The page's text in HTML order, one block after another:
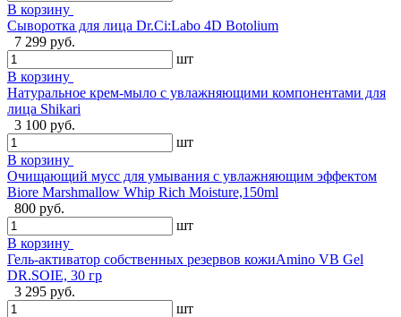
В корзину
Сыворотка для лица Dr.Ci:Labo 4D Botolium
7 299 руб.
шт
В корзину
Натуральное крем-мыло с увлажняющими компонентами для
лица Shikari
3 100 руб.
шт
В корзину
Очищающий мусс для умывания с увлажняющим эффектом
Biore Marshmallow Whip Rich Moisture,150ml
800 руб.
шт
В корзину
Гель-активатор собственных резервов кожиAmino VB Gel
DR.SOIE, 30 гр
3 295 руб.
шт